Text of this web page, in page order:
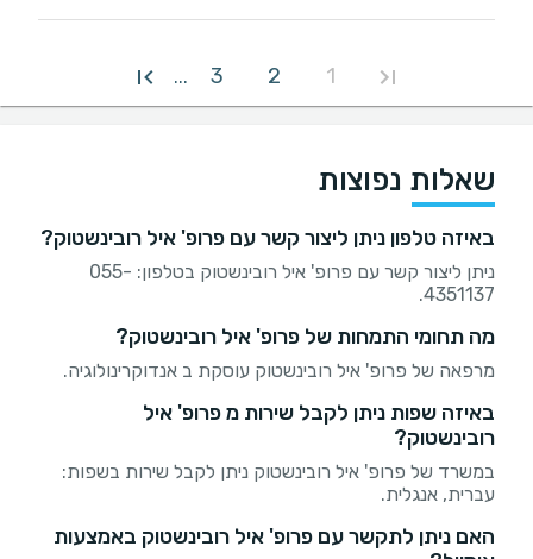
1
2
3
...
שאלות נפוצות
באיזה טלפון ניתן ליצור קשר עם פרופ' איל רובינשטוק?
ניתן ליצור קשר עם פרופ' איל רובינשטוק בטלפון: 055-
4351137.
מה תחומי התמחות של פרופ' איל רובינשטוק?
מרפאה של פרופ' איל רובינשטוק עוסקת ב אנדוקרינולוגיה.
באיזה שפות ניתן לקבל שירות מ פרופ' איל
רובינשטוק?
במשרד של פרופ' איל רובינשטוק ניתן לקבל שירות בשפות:
עברית, אנגלית.
האם ניתן לתקשר עם פרופ' איל רובינשטוק באמצעות